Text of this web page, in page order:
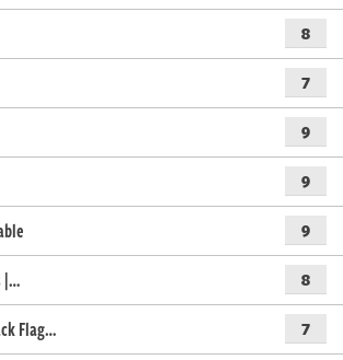
8
7
9
9
9
|… 8
Flag… 7